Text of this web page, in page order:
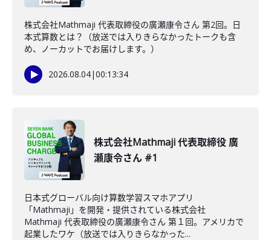
株式会社Mathmaji 代表取締役の廣瀬康令さん 第2回。日
本式算数とは？（放送では入りきらなかったトークも含
め、ノーカットでお届けします。）
2026.08.04|00:13:34
株式会社Mathmaji 代表取締役 廣
瀬康令さん #1
日本式グローバル向け算数学習スマホアプリ
「Mathmaji」を開発・提供されている株式会社
Mathmaji 代表取締役の廣瀬康令さん 第１回。アメリカで
起業したワケ（放送では入りきらなかった...